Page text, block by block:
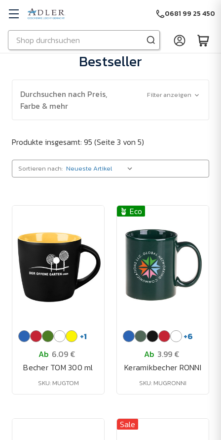
Zu Hauptinhalt springen
Suchen
0681 99 25 450
Bestseller
Durchsuchen nach Preis,
Farbe & mehr
Filter anzeigen
Produkte insgesamt: 95 (Seite 3 von 5)
Sortieren nach:
+1
Ab 6.09 €
Becher TOM 300 ml
SKU: MUGTOM
🪴 Eco
+6
Ab 3.99 €
Keramikbecher RONNI
SKU: MUGRONNI
Sale